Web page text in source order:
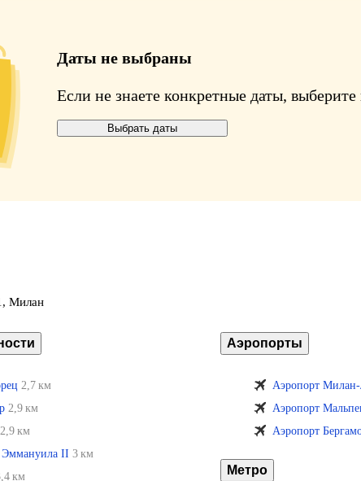
Даты не выбраны
Если не знаете конкретные даты,
Выбрать даты
Милан
2,7 км
2,9 км
2,9 км
Эммануила II 3 км
км
Аэропорты
Аэропорт
Аэропорт
Аэропорт
Метро